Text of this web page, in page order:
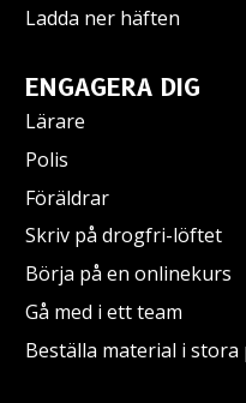
Ladda ner häften
ENGAGERA DIG
Lärare
Polis
Föräldrar
Skriv på drogfri-löftet
Börja på en onlinekurs
Gå med i ett team
Beställa material i